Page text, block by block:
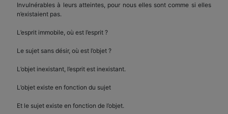
Invulnérables à leurs atteintes, pour nous elles sont comme si elles
n’existaient pas.
L’esprit immobile, où est l’esprit ?
Le sujet sans désir, où est l’objet ?
L’objet inexistant, l’esprit est inexistant.
L’objet existe en fonction du sujet
Et le sujet existe en fonction de l’objet.